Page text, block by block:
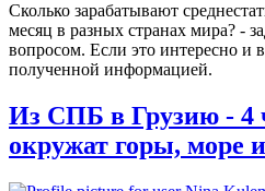
Сколько зарабатывают
месяц в разных странах мира? -
вопросом. Если это интересно и
полученной информацией.
Из СПБ в Грузию - 4
окружат горы, море